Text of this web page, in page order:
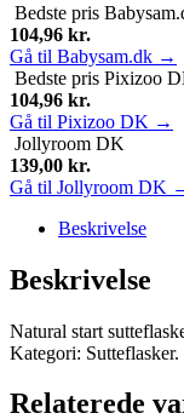
Bedste pris
104,96 kr.
Gå til Babysam.dk →
Bedste pris Pixizoo
104,96 kr.
Gå til Pixizoo DK →
Jollyroom DK
139,00 kr.
Gå til Jollyroom DK
Beskrivelse
Beskrivelse
Natural start
Kategori: Sutteflasker.
Relaterede